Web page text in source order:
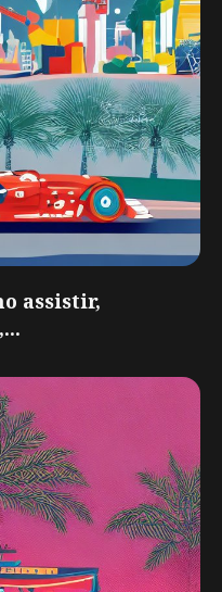
assistir,